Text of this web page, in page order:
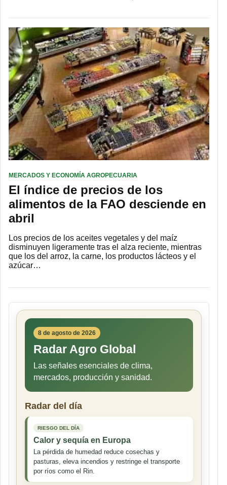
MERCADOS Y ECONOMÍA AGROPECUARIA
El índice de precios de los
alimentos de la FAO desciende en
abril
Los precios de los aceites vegetales y del maíz
disminuyen ligeramente tras el alza reciente, mientras
que los del arroz, la carne, los productos lácteos y el
azúcar…
8 de agosto de 2026
Radar Agro Global
Las señales esenciales de clima,
mercados, producción y sanidad.
Radar del día
RIESGO DEL DÍA
Calor y sequía en Europa
La pérdida de humedad reduce cosechas y
pasturas, eleva incendios y restringe el transporte
por ríos como el Rin.